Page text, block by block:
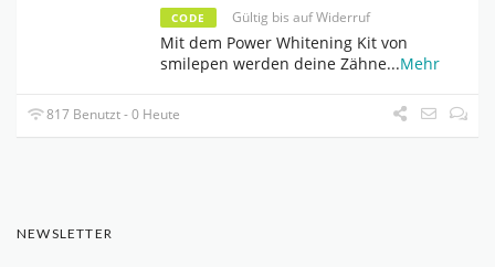
CODE Gültig bis auf Widerruf
Mit dem Power Whitening Kit von
smilepen werden deine Zähne...Mehr
817 Benutzt - 0 Heute
NEWSLETTER